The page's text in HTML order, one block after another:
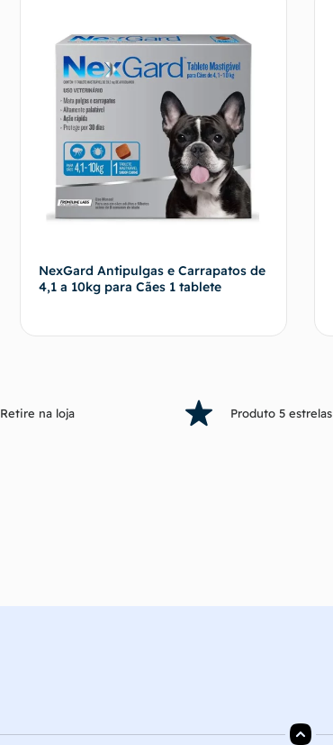
NexGard Antipulgas e Carrapatos de
4,1 a 10kg para Cães 1 tablete
Fale com o vendedor
Retire na loja Produto 5 estrelas